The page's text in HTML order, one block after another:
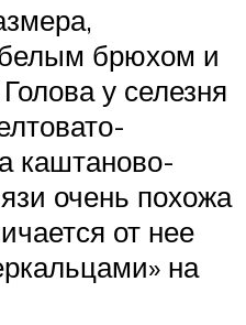
брюхом и
у селезня
каштаново-
очень похожа
от нее
на